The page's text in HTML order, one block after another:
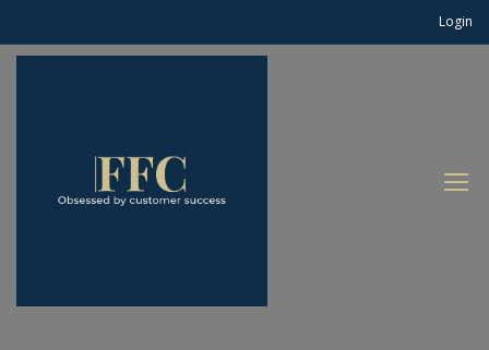
Login